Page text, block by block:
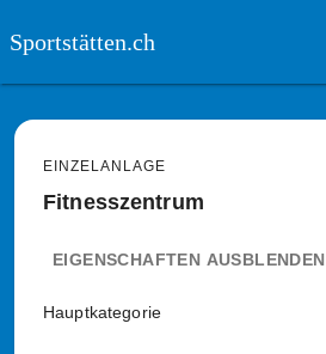
Sportstätten.ch
EINZELANLAGE
Fitnesszentrum
EIGENSCHAFTEN AUSBLENDEN
Hauptkategorie